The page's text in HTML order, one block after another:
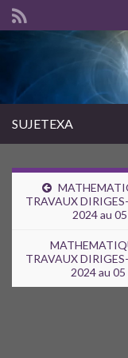
SUJETEXA
TRAVAUX
2024 au
TRAVAUX
2024 au 05